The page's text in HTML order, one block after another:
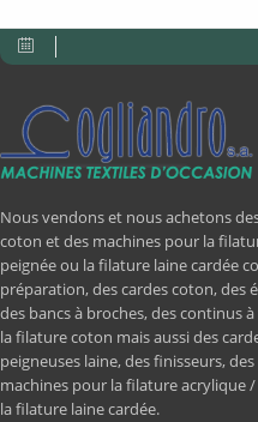
Nous vendons et nous achetons
coton et des machines pour la
peignée ou la filature laine cardée
préparation, des cardes coton, des
des bancs à broches, des continus
la filature coton mais aussi des
peigneuses laine, des finisseurs,
machines pour la filature acrylique
la filature laine cardée.